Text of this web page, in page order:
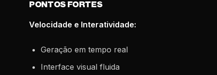
PONTOS FORTES
Velocidade e Interatividade:
Geração em tempo real
Interface visual fluida